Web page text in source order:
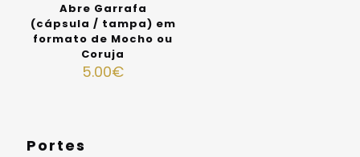
Abre Garrafa
(cápsula / tampa) em
formato de Mocho ou
Coruja
5.00€
Portes